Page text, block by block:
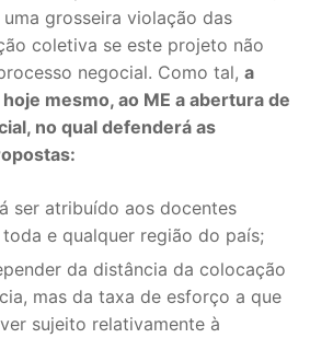
grosseira violação das
coletiva se este projeto não
negocial. Como tal, a
hoje mesmo, ao ME a abertura de
no qual defenderá as
ser atribuído aos docentes
e qualquer região do país;
da distância da colocação
mas da taxa de esforço a que
sujeito relativamente à